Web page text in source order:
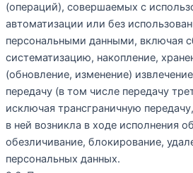
(операций), совершаемых с
автоматизации или без
персональными данными, включая
систематизацию, накопление,
(обновление, изменение)
передачу (в том числе передачу
исключая трансграничную
в ней возникла в ходе исполнения
обезличивание, блокирование,
персональных данных.